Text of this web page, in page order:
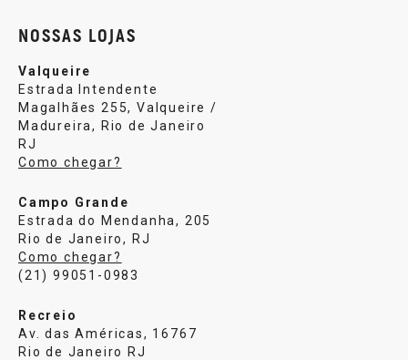
NOSSAS LOJAS
Valqueire
Estrada Intendente
Magalhães 255, Valqueire /
Madureira, Rio de Janeiro
RJ
Como chegar?
Campo Grande
Estrada do Mendanha, 205
Rio de Janeiro, RJ
Como chegar?
(21) 99051-0983
Recreio
Av. das Américas, 16767
Rio de Janeiro RJ